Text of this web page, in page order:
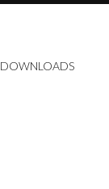
DOWNLOADS